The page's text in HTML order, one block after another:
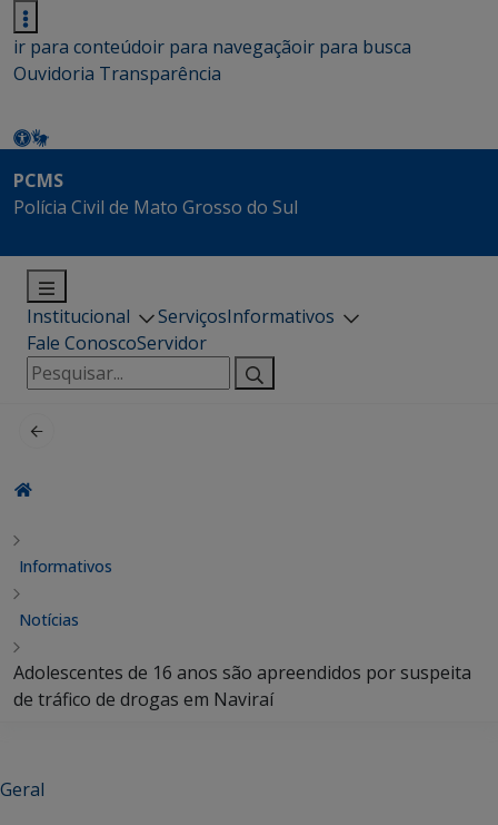
ir para conteúdoir para navegaçãoir para busca
Ouvidoria Transparência
PCMS
Polícia Civil de Mato Grosso do Sul
Institucional ServiçosInformativos
Fale ConoscoServidor
Pesquisar
por:
Informativos
Notícias
Adolescentes de 16 anos são apreendidos por suspeita
de tráfico de drogas em Naviraí
Geral